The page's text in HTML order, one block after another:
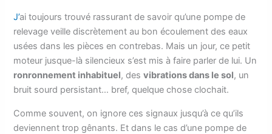
J’ai toujours trouvé rassurant de savoir qu’une pompe de
relevage veille discrètement au bon écoulement des eaux
usées dans les pièces en contrebas. Mais un jour, ce petit
moteur jusque-là silencieux s’est mis à faire parler de lui. Un
ronronnement inhabituel, desvibrations dans le sol, un
bruit sourd persistant… bref, quelque chose clochait.
Comme souvent, on ignore ces signaux jusqu’à ce qu’ils
deviennent trop gênants. Et dans le cas d’une pompe de